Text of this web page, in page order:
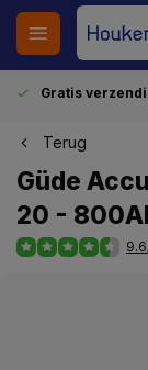
Gratis
Terug
Güde
20 -